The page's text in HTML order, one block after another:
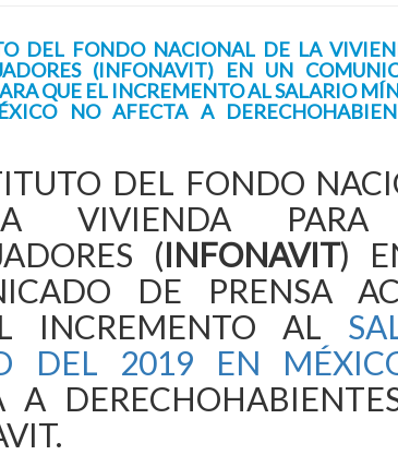
DEL FONDO NACIONAL DE LA
(INFONAVIT) EN UN
QUE EL INCREMENTO AL SALARIO
NO AFECTA A
DEL FONDO
VIVIENDA PARA
(INFONAVIT)
DE PRENSA
INCREMENTO AL
DEL 2019 EN
A